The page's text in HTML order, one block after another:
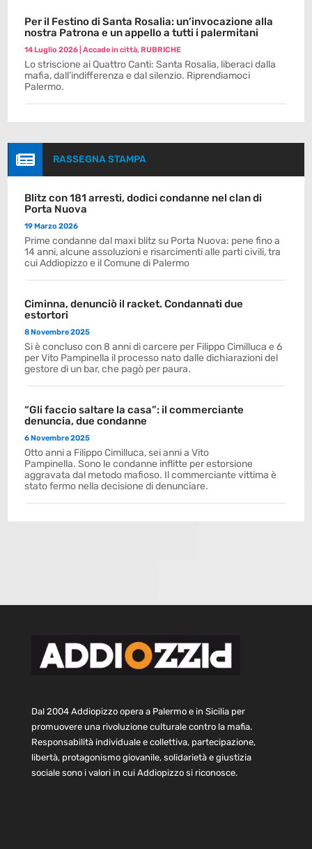
Per il Festino di Santa Rosalia: un’invocazione alla
nostra Patrona e un appello a tutti i palermitani
14 Luglio 2026 |Accade in città,RUBRICHE
Lo striscione ai Quattro Canti: Santa Rosalia, liberaci dalla
mafia, dall’indifferenza e dal silenzio. Riprendiamoci
Palermo.
 RASSEGNA STAMPA
Blitz con 181 arresti, dodici condanne nel clan di
Porta Nuova
19 Marzo 2026
Prime condanne dal maxi blitz su Porta Nuova: pene fino a
14 anni, alcune assoluzioni e risarcimenti alle parti civili, tra
cui Addiopizzo e il Comune di Palermo
Ciminna, denunciò il racket. Condannati due
estortori
8 Novembre 2025
Si è concluso con 8 anni di carcere per Filippo Cimilluca e 6
per Vito Pampinella il processo nato dalle dichiarazioni del
gestore di un bar, che pagò per paura.
“Gli faccio saltare la casa”: il commerciante
denuncia, due condanne
6 Novembre 2025
Otto anni a Filippo Cimilluca, sei anni a Vito
Pampinella. Sono le condanne inflitte per estorsione
aggravata dal metodo mafioso. Il commerciante vittima è
stato fermo nella decisione di denunciare.
Dal 2004 Addiopizzo opera a Palermo e in Sicilia per
promuovere una rivoluzione culturale contro la mafia.
Responsabilità individuale e collettiva, partecipazione,
libertà, protagonismo giovanile, solidarietà e giustizia
sociale sono i valori in cui Addiopizzo si riconosce.